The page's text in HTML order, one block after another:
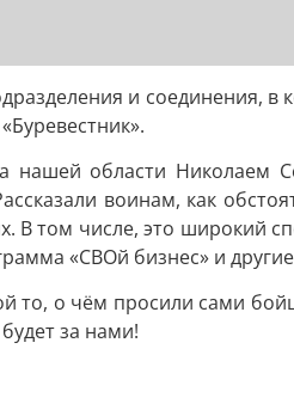
и соединения,
нашей области
воинам, как
том числе, это широкий
«СВОй бизнес» и
о чём просили сами
за нами!